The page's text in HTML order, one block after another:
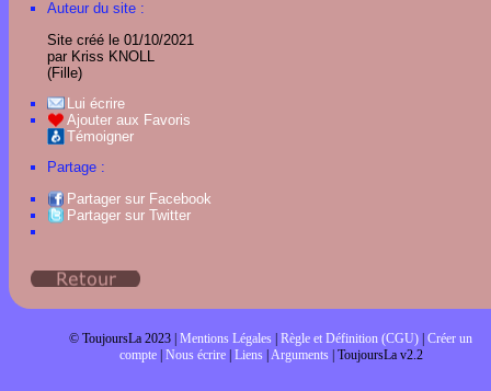
Auteur du site :
Site créé le 01/10/2021
par Kriss KNOLL
(Fille)
Lui écrire
Ajouter aux Favoris
Témoigner
Partage :
Partager sur Facebook
Partager sur Twitter
© ToujoursLa 2023 | Mentions Légales Règle et Définition (CGU) Créer un
compte| Nous écrire| Liens| Arguments| ToujoursLa v2.2